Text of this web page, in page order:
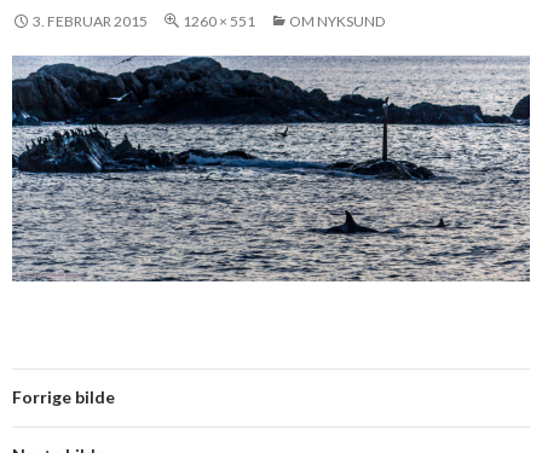
3. FEBRUAR 2015 1260 × 551 OM NYKSUND
Forrige bilde